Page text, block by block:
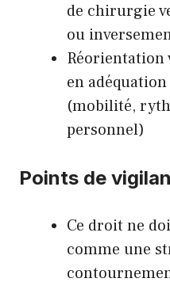
de chirurgie
ou
Réorientation
en
(mobilité,
personnel)
Points de
Ce droit ne
comme une